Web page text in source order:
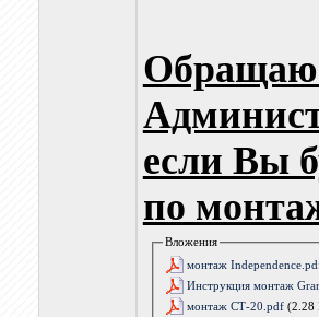
если Вы
по
Вложения
монтаж
Инструкция монтаж
монтаж СТ-20.pdf (2.28